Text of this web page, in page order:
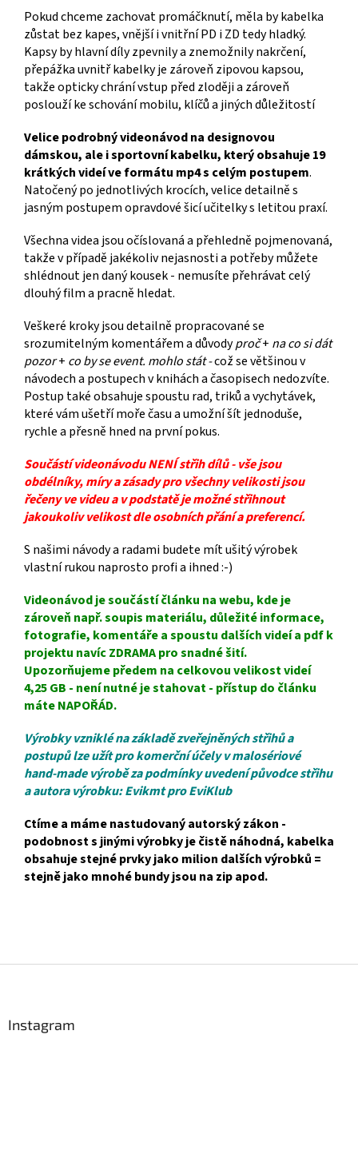
Pokud chceme zachovat promáčknutí, měla by kabelka
zůstat bez kapes, vnější i vnitřní PD i ZD tedy hladký.
Kapsy by hlavní díly zpevnily a znemožnily nakrčení, ​​​
přepážka uvnitř kabelky je zároveň zipovou kapsou,
takže opticky chrání vstup před zloději a zároveň
poslouží ke schování mobilu, klíčů a jiných důležitostí
Velice podrobný videonávod na designovou
dámskou, ale i sportovní kabelku, který obsahuje 19
krátkých videí ve formátu mp4 s celým postupem.
Natočený po jednotlivých krocích, velice detailně s
jasným postupem opravdové šicí učitelky s letitou praxí.
Všechna videa jsou očíslovaná a přehledně pojmenovaná,
takže v případě jakékoliv nejasnosti a potřeby můžete
shlédnout jen daný kousek - nemusíte přehrávat celý
dlouhý film a pracně hledat.
Veškeré kroky jsou detailně propracované se
srozumitelným komentářem a důvodyproč+ na co si dát
pozor+ co by se event. mohlo stát -což se většinou v
návodech a postupech v knihách a časopisech nedozvíte.
Postup také obsahuje spoustu rad, triků a vychytávek,
které vám ušetří moře času a umožní šít jednoduše,
rychle a přesně hned na první pokus.
Součástí videonávodu NENÍ střih dílů - vše jsou
obdélníky, míry a zásady pro všechny velikosti jsou
řečeny ve videu a v podstatě je možné střihnout
jakoukoliv velikost dle osobních přání a preferencí.
S našimi návody a radami budete mít ušitý výrobek
vlastní rukou naprosto profi a ihned :-)
Videonávod je součástí článku na webu, kde je
zároveň např. soupis materiálu, důležité informace,
fotografie, komentáře a spoustu dalších videí a pdf k
projektu navíc ZDRAMA pro snadné šití.
Upozorňujeme předem na celkovou velikost videí
4,25 GB - není nutné je stahovat - přístup do článku
máte NAPOŘÁD.
Výrobky vzniklé na základě zveřejněných střihů a
postupů lze užít pro komerční účely v malosériové
hand-made výrobě za podmínky uvedení původce střihu
a autora výrobku: Evikmt pro EviKlub
Ctíme a máme nastudovaný autorský zákon -
podobnost s jinými výrobky je čistě náhodná, kabelka
obsahuje stejné prvky jako milion dalších výrobků =
stejně jako mnohé bundy jsou na zip apod.
Instagram